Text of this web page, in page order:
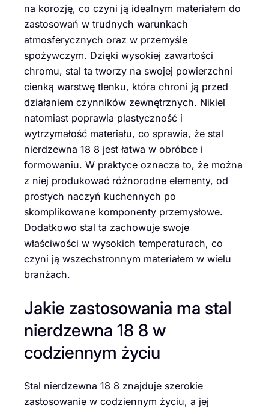
na korozję, co czyni ją idealnym materiałem do
zastosowań w trudnych warunkach
atmosferycznych oraz w przemyśle
spożywczym. Dzięki wysokiej zawartości
chromu, stal ta tworzy na swojej powierzchni
cienką warstwę tlenku, która chroni ją przed
działaniem czynników zewnętrznych. Nikiel
natomiast poprawia plastyczność i
wytrzymałość materiału, co sprawia, że stal
nierdzewna 18 8 jest łatwa w obróbce i
formowaniu. W praktyce oznacza to, że można
z niej produkować różnorodne elementy, od
prostych naczyń kuchennych po
skomplikowane komponenty przemysłowe.
Dodatkowo stal ta zachowuje swoje
właściwości w wysokich temperaturach, co
czyni ją wszechstronnym materiałem w wielu
branżach.
Jakie zastosowania ma stal
nierdzewna 18 8 w
codziennym życiu
Stal nierdzewna 18 8 znajduje szerokie
zastosowanie w codziennym życiu, a jej